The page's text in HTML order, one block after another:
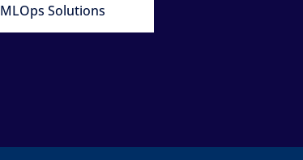
MLOps Solutions